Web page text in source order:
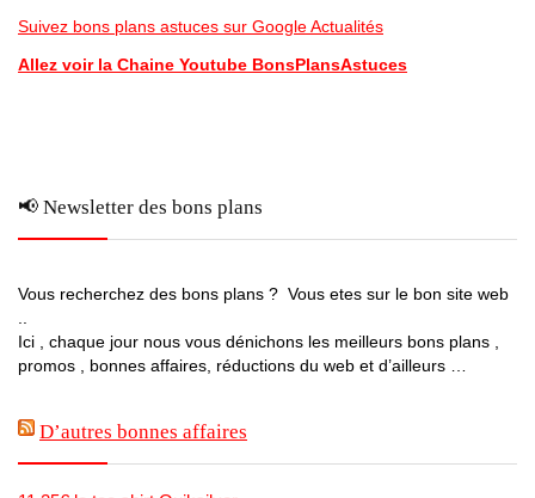
Suivez bons plans astuces sur Google Actualités
Allez voir la Chaine Youtube BonsPlansAstuces
📢 Newsletter des bons plans
Vous recherchez des bons plans ? Vous etes sur le bon site web
Ici , chaque jour nous vous dénichons les meilleurs bons plans ,
promos , bonnes affaires, réductions du web et d’ailleurs …
D’autres bonnes affaires